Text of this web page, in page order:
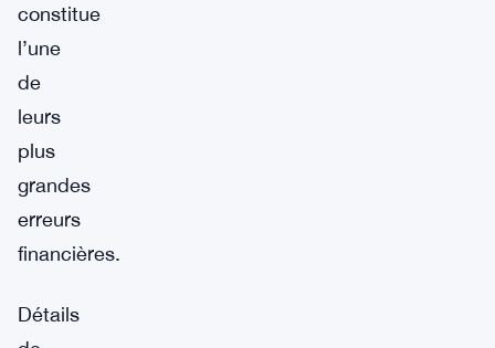
constitue
l’une
de
leurs
plus
grandes
erreurs
financières.
Détails